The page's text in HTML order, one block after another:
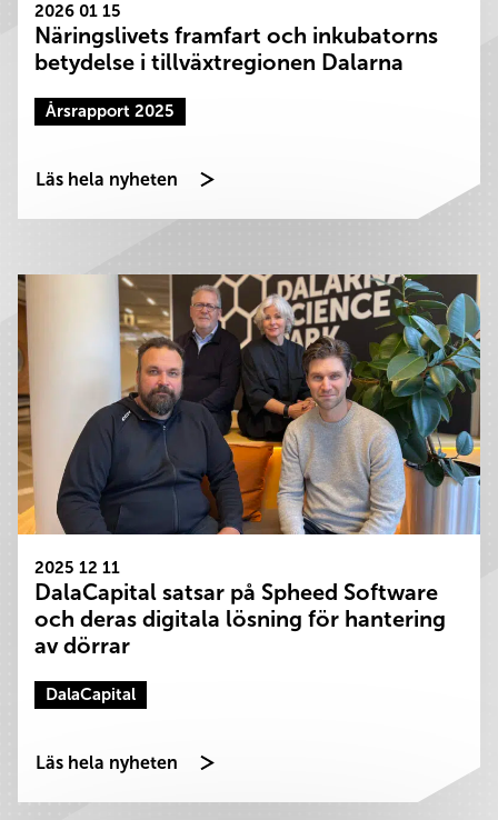
2026 01 15
Näringslivets framfart och inkubatorns
betydelse i tillväxtregionen Dalarna
Årsrapport 2025
Läs hela nyheten
2025 12 11
DalaCapital satsar på Spheed Software
och deras digitala lösning för hantering
av dörrar
DalaCapital
Läs hela nyheten